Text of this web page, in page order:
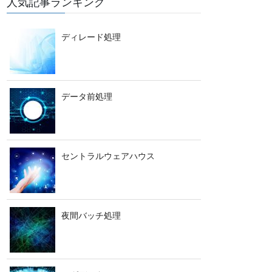
ディレード処理
データ前処理
セントラルウェアハウス
夜間バッチ処理